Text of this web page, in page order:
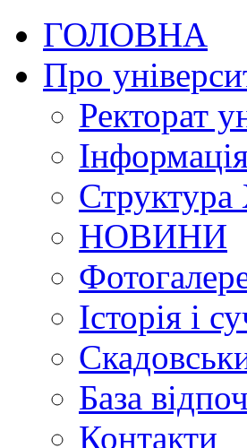
ГОЛОВНА
Про
Ректорат
НОВИНИ
Історія і
База
Контакти